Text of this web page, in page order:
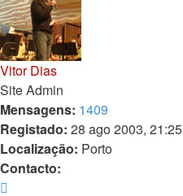
Vitor Dias
Site Admin
Mensagens: 1409
Registado: 28 ago 2003, 21:25
Localização: Porto
Contacto: